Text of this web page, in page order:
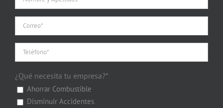
¿Qué necesita tu empresa?*
Ahorrar Combustible
Disminuir Accidentes